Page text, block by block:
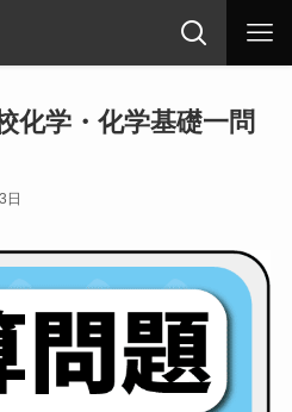
化学・化学基礎一問
日